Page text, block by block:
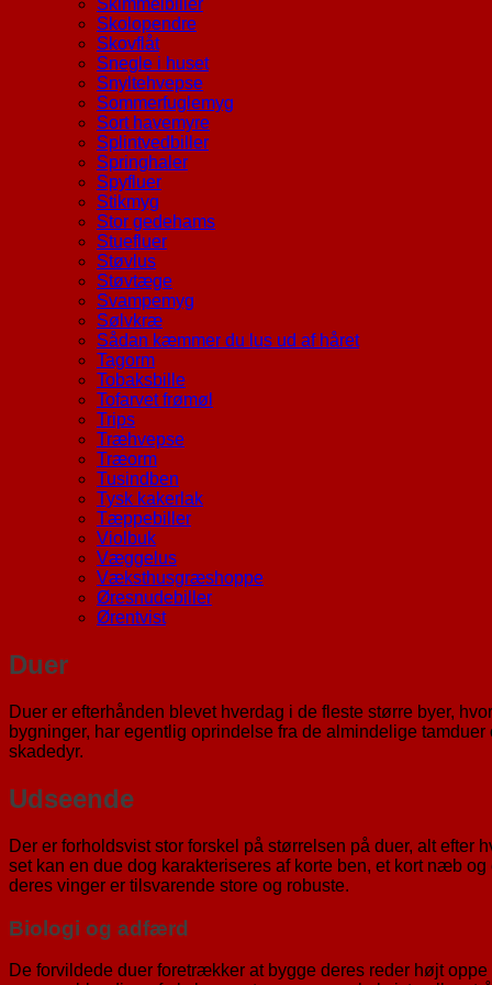
Skimmelbiller
Skolopendre
Skovflåt
Snegle i huset
Snyltehvepse
Sommerfuglemyg
Sort havemyre
Splintvedbiller
Springhaler
Spyfluer
Stikmyg
Stor gedehams
Stuefluer
Støvlus
Støvtæge
Svampemyg
Sølvkræ
Sådan kæmmer du lus ud af håret
Tagorm
Tobaksbille
Tofarvet frømøl
Trips
Træhvepse
Træorm
Tusindben
Tysk kakerlak
Tæppebiller
Violbuk
Væggelus
Væksthusgræshoppe
Øresnudebiller
Ørentvist
Duer
Duer er efterhånden blevet hverdag i de fleste større byer,
bygninger, har egentlig oprindelse fra de almindelige
skadedyr.
Udseende
Der er forholdsvist stor forskel på størrelsen på duer, alt
set kan en due dog karakteriseres af korte ben, et kort næb
deres vinger er tilsvarende store og robuste.
Biologi og adfærd
De forvildede duer foretrækker at bygge deres reder højt